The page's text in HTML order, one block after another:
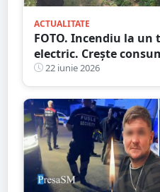
ACTUALITATE
FOTO. Incendiu la
electric. Crește
problemele la rețea
22 iunie 2026